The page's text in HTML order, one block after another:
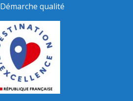
Démarche qualité